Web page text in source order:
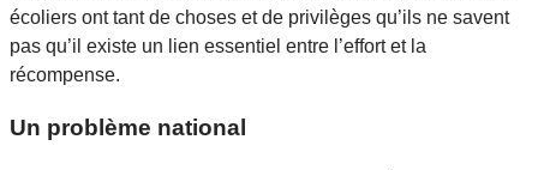
écoliers ont tant de choses et de privilèges qu’ils ne savent
pas qu’il existe un lien essentiel entre l’effort et la
récompense.
Un problème national